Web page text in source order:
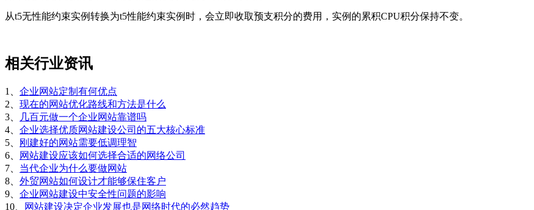
从t5无性能约束实例转换为t5性能约束实例时，会立即收取预支积分的费用，实例的累积CPU积分保持不变。
相关行业资讯
1、 企业网站定制有何优点
2、 现在的网站优化路线和方法是什么
3、
几百元做一个企业网站靠谱吗
4、 企业选择优质网站建设公司的五大核心标准
5、
刚建好的网站需要低调理智
6、
网站建设应该如何选择合适的网络公司
7、 当代企业为什么要做网站
8、 外贸网站如何设计才能够保住客户
9、 企业网站建设中安全性问题的影响
10、
网站建设决定企业发展也是网络时代的必然趋势